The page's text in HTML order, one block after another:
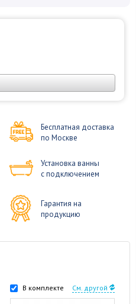
Бесплатная доставка
по Москве
Установка ванны
с подключением
Гарантия на
продукцию
В комплекте См. другой